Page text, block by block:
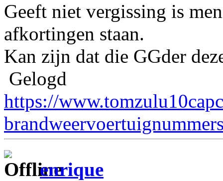
Geeft niet vergissing is
afkortingen staan.
Kan zijn dat die GGder
Gelogd
https://
enrique